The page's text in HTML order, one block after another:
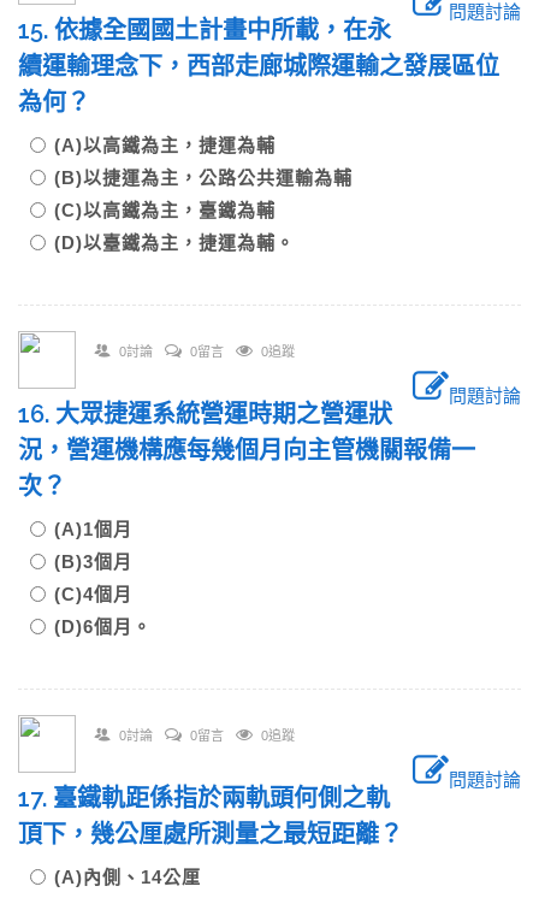
問題討論
15. 依據全國國土計畫中所載，在永
續運輸理念下，西部走廊城際運輸之發展區位
為何？
(A)以高鐵為主，捷運為輔
(B)以捷運為主，公路公共運輸為輔
(C)以高鐵為主，臺鐵為輔
(D)以臺鐵為主，捷運為輔。
0討論 0留言 0追蹤
問題討論
16. 大眾捷運系統營運時期之營運狀
況，營運機構應每幾個月向主管機關報備一
次？
(A)1個月
(B)3個月
(C)4個月
(D)6個月。
0討論 0留言 0追蹤
問題討論
17. 臺鐵軌距係指於兩軌頭何側之軌
頂下，幾公厘處所測量之最短距離？
(A)內側、14公厘